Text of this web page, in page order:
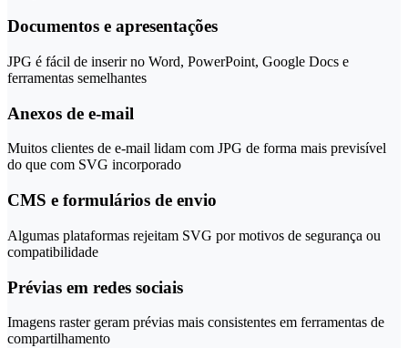
Documentos e apresentações
JPG é fácil de inserir no Word, PowerPoint, Google Docs e
ferramentas semelhantes
Anexos de e-mail
Muitos clientes de e-mail lidam com JPG de forma mais previsível
do que com SVG incorporado
CMS e formulários de envio
Algumas plataformas rejeitam SVG por motivos de segurança ou
compatibilidade
Prévias em redes sociais
Imagens raster geram prévias mais consistentes em ferramentas de
compartilhamento